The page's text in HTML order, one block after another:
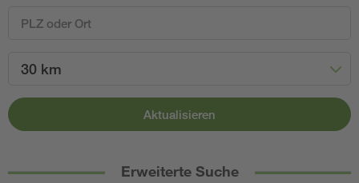
30 km
Aktualisieren
Erweiterte Suche